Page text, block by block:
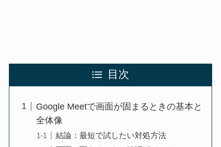
目次
Google Meetで画面が固まるときの基本と
全体像
結論：最短で試したい対処方法